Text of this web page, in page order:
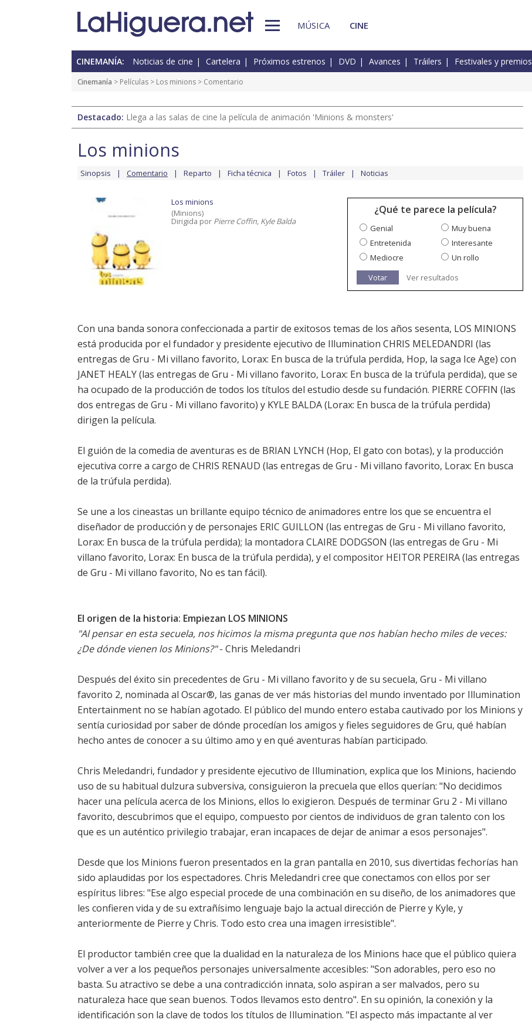
MÚSICA CINE
CINEMANÍA: Noticias de cine Cartelera Próximos estrenos DVD Avances Tráilers Festivales y premios
Cinemanía > Películas > Los minions > Comentario
Destacado: Llega a las salas de cine la película de animación 'Minions & monsters'
Los minions
Sinopsis Comentario Reparto Ficha técnica Fotos Tráiler Noticias
Los minions
(Minions)
Dirigida por Pierre Coffin, Kyle Balda
¿Qué te parece la película?
Genial
Muy buena
Entretenida
Interesante
Mediocre
Un rollo
Votar
Ver resultados
Con una banda sonora confeccionada a partir de exitosos temas de los años sesenta, LOS MINIONS
está producida por el fundador y presidente ejecutivo de Illumination CHRIS MELEDANDRI (las
entregas de Gru - Mi villano favorito, Lorax: En busca de la trúfula perdida, Hop, la saga Ice Age) con
JANET HEALY (las entregas de Gru - Mi villano favorito, Lorax: En busca de la trúfula perdida), que se
ha ocupado de la producción de todos los títulos del estudio desde su fundación. PIERRE COFFIN (las
dos entregas de Gru - Mi villano favorito) y KYLE BALDA (Lorax: En busca de la trúfula perdida)
dirigen la película.
El guión de la comedia de aventuras es de BRIAN LYNCH (Hop, El gato con botas), y la producción
ejecutiva corre a cargo de CHRIS RENAUD (las entregas de Gru - Mi villano favorito, Lorax: En busca
de la trúfula perdida).
Se une a los cineastas un brillante equipo técnico de animadores entre los que se encuentra el
diseñador de producción y de personajes ERIC GUILLON (las entregas de Gru - Mi villano favorito,
Lorax: En busca de la trúfula perdida); la montadora CLAIRE DODGSON (las entregas de Gru - Mi
villano favorito, Lorax: En busca de la trúfula perdida), y el compositor HEITOR PEREIRA (las entregas
de Gru - Mi villano favorito, No es tan fácil).
El origen de la historia: Empiezan LOS MINIONS
"Al pensar en esta secuela, nos hicimos la misma pregunta que nos habían hecho miles de veces:
¿De dónde vienen los Minions?"- Chris Meledandri
Después del éxito sin precedentes de Gru - Mi villano favorito y de su secuela, Gru - Mi villano
favorito 2, nominada al Oscar®, las ganas de ver más historias del mundo inventado por Illumination
Entertainment no se habían agotado. El público del mundo entero estaba cautivado por los Minions y
sentía curiosidad por saber de dónde procedían los amigos y fieles seguidores de Gru, qué habían
hecho antes de conocer a su último amo y en qué aventuras habían participado.
Chris Meledandri, fundador y presidente ejecutivo de Illumination, explica que los Minions, haciendo
uso de su habitual dulzura subversiva, consiguieron la precuela que ellos querían: "No decidimos
hacer una película acerca de los Minions, ellos lo exigieron. Después de terminar Gru 2 - Mi villano
favorito, descubrimos que el equipo, compuesto por cientos de individuos de gran talento con los
que es un auténtico privilegio trabajar, eran incapaces de dejar de animar a esos personajes".
Desde que los Minions fueron presentados en la gran pantalla en 2010, sus divertidas fechorías han
sido aplaudidas por los espectadores. Chris Meledandri cree que conectamos con ellos por ser
espíritus libres: "Ese algo especial procede de una combinación en su diseño, de los animadores que
les confieren vida y de su extrañísimo lenguaje bajo la actual dirección de Pierre y Kyle, y
anteriormente de Pierre y Chris. Todo esto crea una imagen irresistible".
El productor también cree que la dualidad en la naturaleza de los Minions hace que el público quiera
volver a ver a los pequeños personajes universalmente accesibles: "Son adorables, pero eso no
basta. Su atractivo se debe a una contradicción innata, solo aspiran a ser malvados, pero su
naturaleza hace que sean buenos. Todos llevamos esto dentro". En su opinión, la conexión y la
identificación son la clave de todos los títulos de Illumination. "El aspecto más impactante al ver